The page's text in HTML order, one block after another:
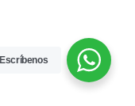
Escríbenos